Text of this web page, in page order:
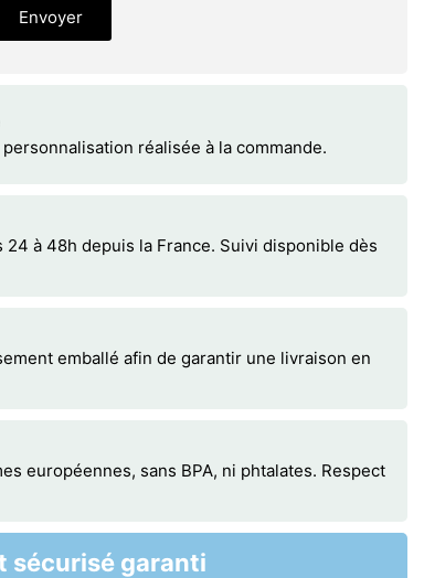
Envoyer
réalisée à la commande.
24 à 48h depuis la France. Suivi disponible dès
emballé afin de garantir une livraison en
européennes, sans BPA, ni phtalates. Respect
sécurisé garanti